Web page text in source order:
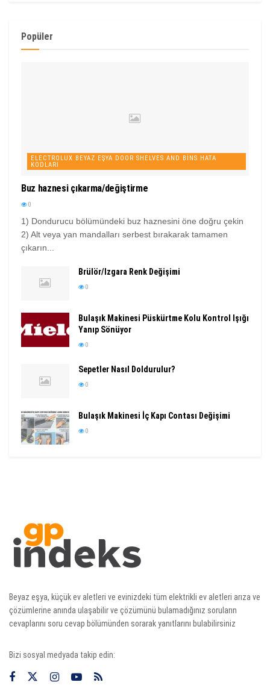
Popüler
ELECTROLUX BEYAZ EŞYA DOOR SHELVES AND BINS HATA
KODLARI
Buz haznesi çıkarma/değiştirme
0
1) Dondurucu bölümündeki buz haznesini öne doğru çekin
2) Alt veya yan mandalları serbest bırakarak tamamen
çıkarın...
Brülör/Izgara Renk Değişimi
0
Bulaşık Makinesi Püskürtme Kolu Kontrol Işığı
Yanıp Sönüyor
0
Sepetler Nasıl Doldurulur?
0
Bulaşık Makinesi İç Kapı Contası Değişimi
0
Beyaz eşya, küçük ev aletleri ve evinizdeki tüm elektrikli ev aletleri arıza ve
çözümlerine anında ulaşabilir ve çözümünü bulamadığınız soruların
cevaplarını soru cevap bölümünden sorarak yanıtlarını bulabilirsiniz
Bizi sosyal medyada takip edin: